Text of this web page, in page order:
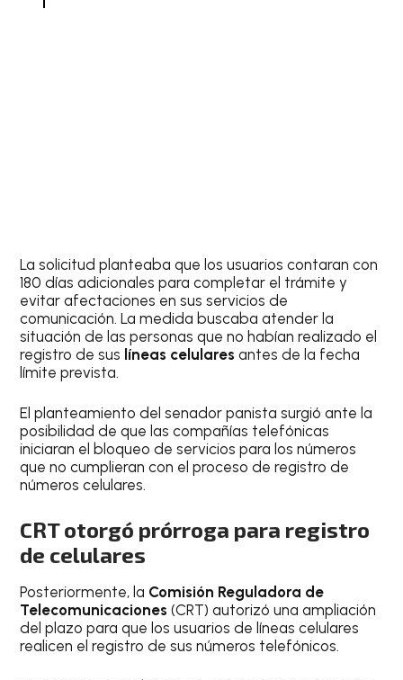
La solicitud planteaba que los usuarios contaran con
180 días adicionales para completar el trámite y
evitar afectaciones en sus servicios de
comunicación. La medida buscaba atender la
situación de las personas que no habían realizado el
registro de sus líneas celulares antes de la fecha
límite prevista.
El planteamiento del senador panista surgió ante la
posibilidad de que las compañías telefónicas
iniciaran el bloqueo de servicios para los números
que no cumplieran con el proceso de registro de
números celulares.
CRT otorgó prórroga para registro
de celulares
Posteriormente, la Comisión Reguladora de
Telecomunicaciones (CRT) autorizó una ampliación
del plazo para que los usuarios de líneas celulares
realicen el registro de sus números telefónicos.